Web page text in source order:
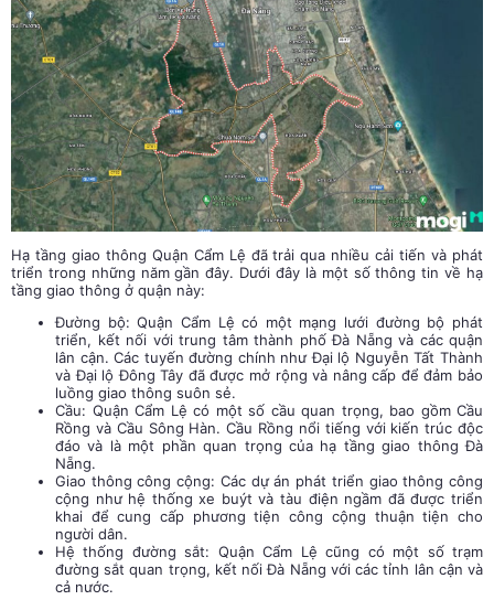
Hạ tầng giao thông Quận Cẩm Lệ đã trải qua nhiều cải tiến và phát
triển trong những năm gần đây. Dưới đây là một số thông tin về hạ
tầng giao thông ở quận này:
Đường bộ: Quận Cẩm Lệ có một mạng lưới đường bộ phát
triển, kết nối với trung tâm thành phố Đà Nẵng và các quận
lân cận. Các tuyến đường chính như Đại lộ Nguyễn Tất Thành
và Đại lộ Đông Tây đã được mở rộng và nâng cấp để đảm bảo
luồng giao thông suôn sẻ.
Cầu: Quận Cẩm Lệ có một số cầu quan trọng, bao gồm Cầu
Rồng và Cầu Sông Hàn. Cầu Rồng nổi tiếng với kiến trúc độc
đáo và là một phần quan trọng của hạ tầng giao thông Đà
Nẵng.
Giao thông công cộng: Các dự án phát triển giao thông công
cộng như hệ thống xe buýt và tàu điện ngầm đã được triển
khai để cung cấp phương tiện công cộng thuận tiện cho
người dân.
Hệ thống đường sắt: Quận Cẩm Lệ cũng có một số trạm
đường sắt quan trọng, kết nối Đà Nẵng với các tỉnh lân cận và
cả nước.